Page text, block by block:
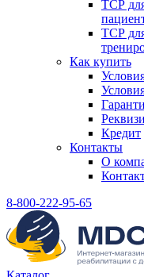
ТСР
ТСР
Как купить
Кредит
Контакты
О
8-800-222-95-65